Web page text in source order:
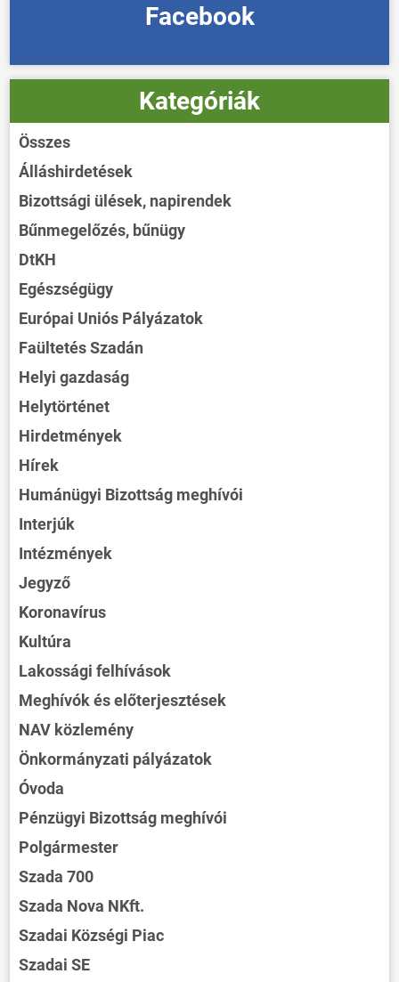
Facebook
Kategóriák
Összes
Álláshirdetések
Bizottsági ülések, napirendek
Bűnmegelőzés, bűnügy
DtKH
Egészségügy
Európai Uniós Pályázatok
Faültetés Szadán
Helyi gazdaság
Helytörténet
Hirdetmények
Hírek
Humánügyi Bizottság meghívói
Interjúk
Intézmények
Jegyző
Koronavírus
Kultúra
Lakossági felhívások
Meghívók és előterjesztések
NAV közlemény
Önkormányzati pályázatok
Óvoda
Pénzügyi Bizottság meghívói
Polgármester
Szada 700
Szada Nova NKft.
Szadai Községi Piac
Szadai SE